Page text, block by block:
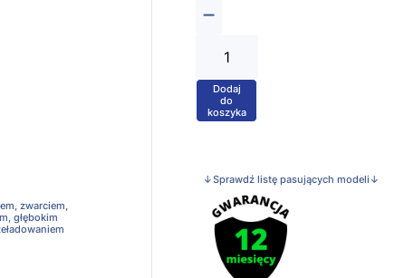
zwarciem,
głębokim
−
+
Dodaj
do
koszyka
↓Sprawdź listę pasujących modeli↓